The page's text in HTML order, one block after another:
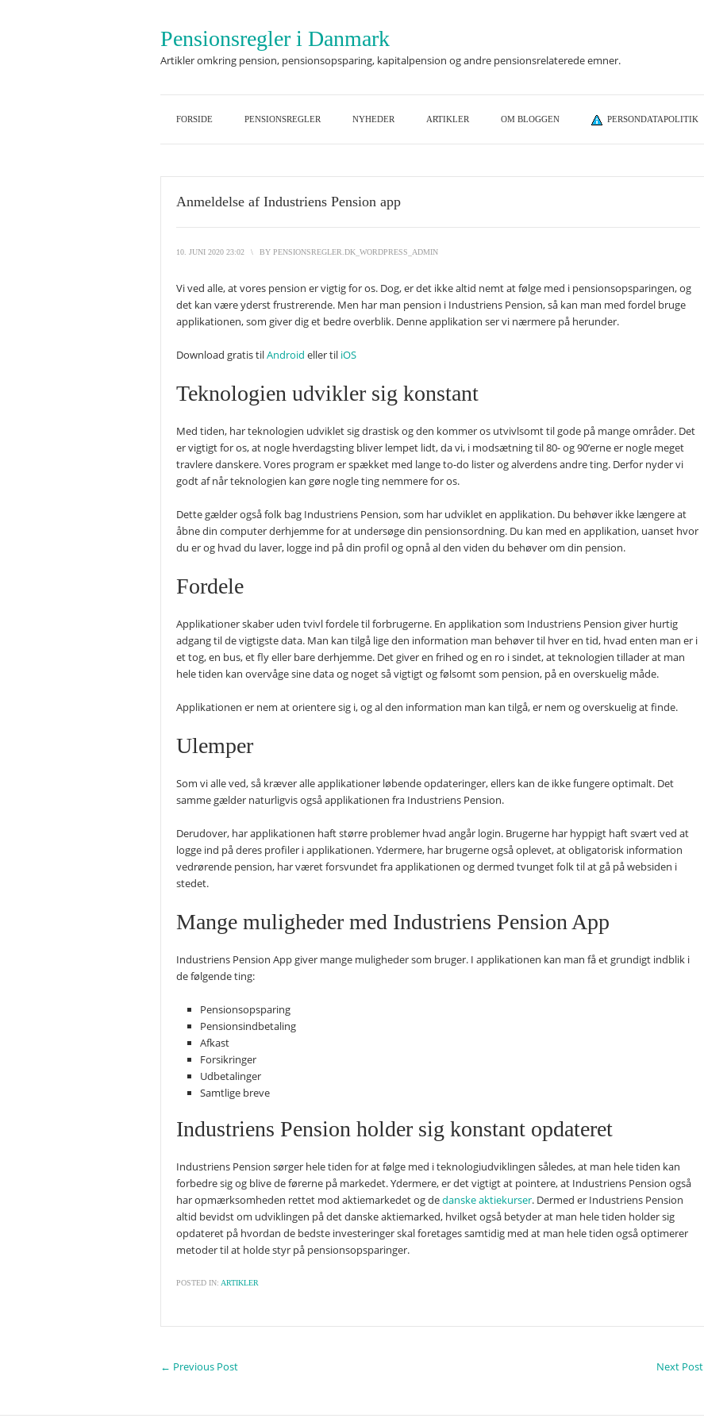
Pensionsregler i Danmark
Artikler omkring pension, pensionsopsparing, kapitalpension og andre pensionsrelaterede emner.
FORSIDE PENSIONSREGLER NYHEDER ARTIKLER OM BLOGGEN PERSONDATAPOLITIK
Anmeldelse af Industriens Pension app
10. JUNI 2020 23:02 \ BY PENSIONSREGLER.DK_WORDPRESS_ADMIN
Vi ved alle, at vores pension er vigtig for os. Dog, er det ikke altid nemt at følge med i pensionsopsparingen, og
det kan være yderst frustrerende. Men har man pension i Industriens Pension, så kan man med fordel bruge
applikationen, som giver dig et bedre overblik. Denne applikation ser vi nærmere på herunder.
Download gratis tilAndroid eller til iOS
Teknologien udvikler sig konstant
Med tiden, har teknologien udviklet sig drastisk og den kommer os utvivlsomt til gode på mange områder. Det
er vigtigt for os, at nogle hverdagsting bliver lempet lidt, da vi, i modsætning til 80- og 90’erne er nogle meget
travlere danskere. Vores program er spækket med lange to-do lister og alverdens andre ting. Derfor nyder vi
godt af når teknologien kan gøre nogle ting nemmere for os.
Dette gælder også folk bag Industriens Pension, som har udviklet en applikation. Du behøver ikke længere at
åbne din computer derhjemme for at undersøge din pensionsordning. Du kan med en applikation, uanset hvor
du er og hvad du laver, logge ind på din profil og opnå al den viden du behøver om din pension.
Fordele
Applikationer skaber uden tvivl fordele til forbrugerne. En applikation som Industriens Pension giver hurtig
adgang til de vigtigste data. Man kan tilgå lige den information man behøver til hver en tid, hvad enten man er i
et tog, en bus, et fly eller bare derhjemme. Det giver en frihed og en ro i sindet, at teknologien tillader at man
hele tiden kan overvåge sine data og noget så vigtigt og følsomt som pension, på en overskuelig måde.
Applikationen er nem at orientere sig i, og al den information man kan tilgå, er nem og overskuelig at finde.
Ulemper
Som vi alle ved, så kræver alle applikationer løbende opdateringer, ellers kan de ikke fungere optimalt. Det
samme gælder naturligvis også applikationen fra Industriens Pension.
Derudover, har applikationen haft større problemer hvad angår login. Brugerne har hyppigt haft svært ved at
logge ind på deres profiler i applikationen. Ydermere, har brugerne også oplevet, at obligatorisk information
vedrørende pension, har været forsvundet fra applikationen og dermed tvunget folk til at gå på websiden i
stedet.
Mange muligheder med Industriens Pension App
Industriens Pension App giver mange muligheder som bruger. I applikationen kan man få et grundigt indblik i
de følgende ting:
Pensionsopsparing
Pensionsindbetaling
Afkast
Forsikringer
Udbetalinger
Samtlige breve
Industriens Pension holder sig konstant opdateret
Industriens Pension sørger hele tiden for at følge med i teknologiudviklingen således, at man hele tiden kan
forbedre sig og blive de førerne på markedet. Ydermere, er det vigtigt at pointere, at Industriens Pension også
har opmærksomheden rettet mod aktiemarkedet og dedanske aktiekurser. Dermed er Industriens Pension
altid bevidst om udviklingen på det danske aktiemarked, hvilket også betyder at man hele tiden holder sig
opdateret på hvordan de bedste investeringer skal foretages samtidig med at man hele tiden også optimerer
metoder til at holde styr på pensionsopsparinger.
POSTED IN: ARTIKLER
← Previous Post Next Post